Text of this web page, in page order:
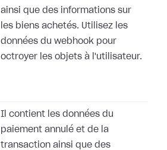
ainsi que des informations sur
les biens achetés. Utilisez les
données du webhook pour
octroyer les objets à l'utilisateur.
Il contient les données du
paiement annulé et de la
transaction ainsi que des